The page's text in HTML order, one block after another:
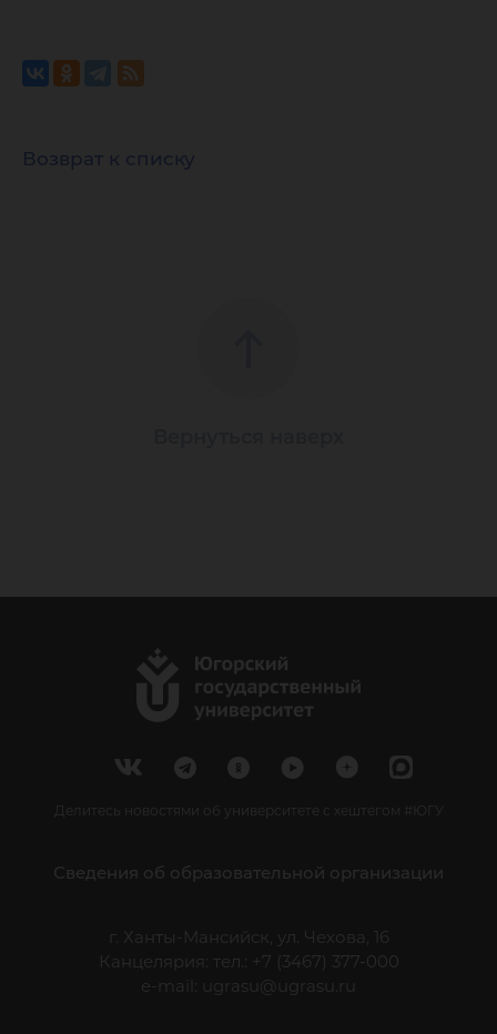
Возврат к списку
Делитесь новостями об университете с хештегом #ЮГУ
Сведения об образовательной организации
г. Ханты-Мансийск, ул. Чехова, 16
Канцелярия: тел.: +7 (3467) 377-000
e-mail:
ugrasu@ugrasu.ru